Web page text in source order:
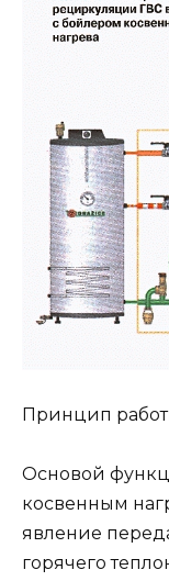
Принцип
Основой
косвенным
явление
горячего